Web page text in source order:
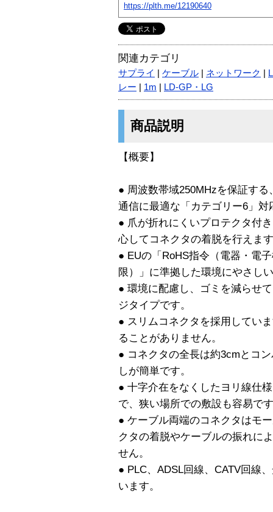
https://plth.me/12190640
関連カテゴリ
サプライ ケーブル ネットワーク
レー
1m LD-GP・LG
商品説明
【概要】
● 周波数帯域250MHzを保証す
通信に最適な「カテゴリー6」
● 爪が折れにくいプロテクタ付
心してコネクタの着脱を行えま
● EUの「RoHS指令（電器・電
限）」に準拠した環境にやさし
● 環境に配慮し、ゴミを減らせ
ジタイプです。
● スリムコネクタを採用してい
ることがありません。
● コネクタの全長は約3cmとコ
しが簡単です。
● 十字介在をなくしたヨリ線仕
で、狭い場所での敷設も容易で
● ケーブル両端のコネクタはモ
クタの着脱やケーブルの振れに
せん。
● PLC、ADSL回線、CATV回線
います。